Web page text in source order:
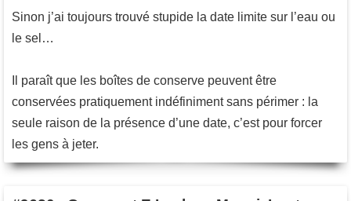
Sinon j’ai toujours trouvé stupide la date limite sur l’eau ou
le sel…
Il paraît que les boîtes de conserve peuvent être
conservées pratiquement indéfiniment sans périmer : la
seule raison de la présence d’une date, c’est pour forcer
les gens à jeter.